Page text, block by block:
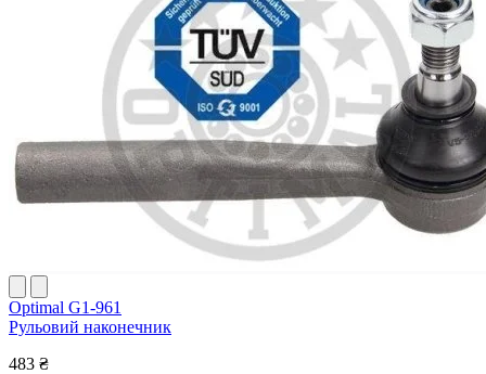
Optimal G1-961
Рульовий наконечник
483 ₴